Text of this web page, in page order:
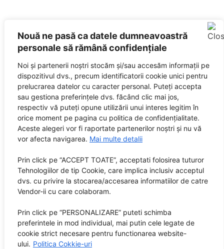
Nouă ne pasă ca datele dumneavoastră
personale să rămână confidențiale
Noi și partenerii noștri stocăm și/sau accesăm informații pe
dispozitivul dvs., precum identificatorii cookie unici pentru
prelucrarea datelor cu caracter personal. Puteți accepta
sau gestiona preferințele dvs. făcând clic mai jos,
respectiv vă puteți opune utilizării unui interes legitim în
orice moment pe pagina cu politica de confidențialitate.
Aceste alegeri vor fi raportate partenerilor noștri și nu vă
vor afecta navigarea. Mai multe detalii
Prin click pe “ACCEPT TOATE”, acceptati folosirea tuturor
Tehnologiilor de tip Cookie, care implica inclusiv acceptul
dvs. cu privire la stocarea/accesarea informatiilor de catre
Vendor-ii cu care colaboram.
Prin click pe “PERSONALIZARE” puteti schimba
preferintele in mod individual, mai putin cele legate de
cookie strict necesare pentru functionarea website-
ului. Politica Cokkie-uri